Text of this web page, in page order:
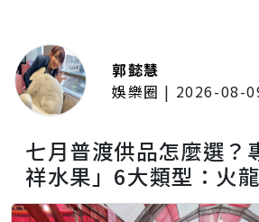
郭懿慧
娛樂圈 | 2026-08-
七月普渡供品怎麼選？
祥水果」6大類型：火